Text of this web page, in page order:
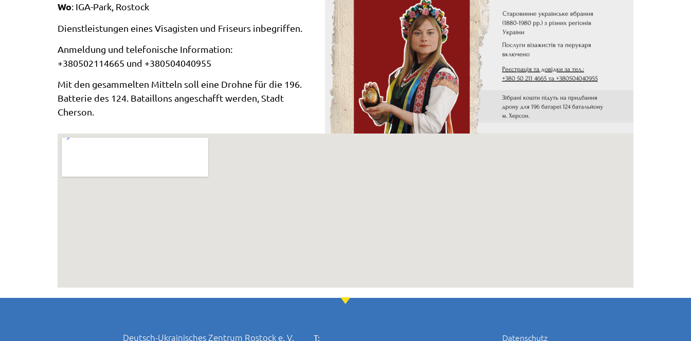
Wo: IGA-Park, Rostock
Dienstleistungen eines Visagisten und Friseurs inbegriffen.
Anmeldung und telefonische Information:
+380502114665 und +380504040955
Mit den gesammelten Mitteln soll eine Drohne für die 196.
Batterie des 124. Bataillons angeschafft werden,Stadt
Cherson.
Deutsch-Ukrainisches Zentrum Rostock e. V. T: Datenschutz